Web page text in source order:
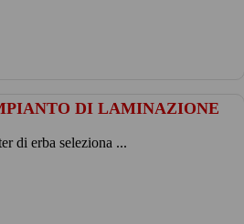
DI LAMINAZIONE
di erba seleziona ...